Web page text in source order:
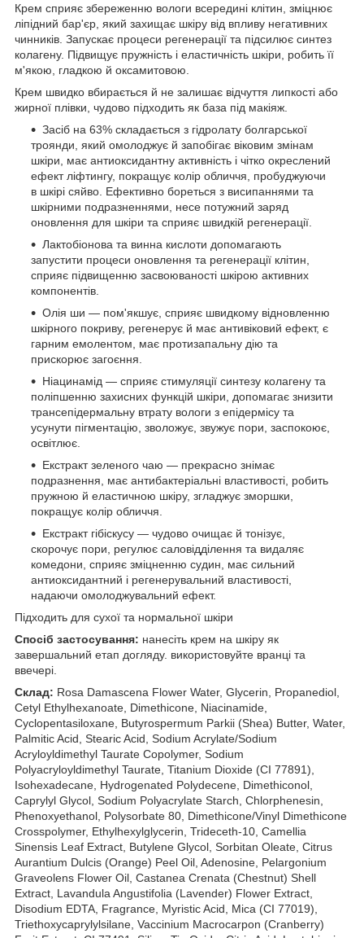
Крем сприяє збереженню вологи всередині клітин, зміцнює
ліпідний бар'єр, який захищає шкіру від впливу негативних
чинників. Запускає процеси регенерації та підсилює синтез
колагену. Підвищує пружність і еластичність шкіри, робить її
м'якою, гладкою й оксамитовою.
Крем швидко вбирається й не залишає відчуття липкості або
жирної плівки, чудово підходить як база під макіяж.
Засіб на 63% складається з гідролату болгарської
троянди, який омолоджує й запобігає віковим змінам
шкіри, має антиоксидантну активність і чітко окреслений
ефект ліфтингу, покращує колір обличчя, пробуджуючи
в шкірі сяйво. Ефективно бореться з висипаннями та
шкірними подразненнями, несе потужний заряд
оновлення для шкіри та сприяє швидкій регенерації.
Лактобіонова та винна кислоти допомагають
запустити процеси оновлення та регенерації клітин,
сприяє підвищенню засвоюваності шкірою активних
компонентів.
Олія ши — пом'якшує, сприяє швидкому відновленню
шкірного покриву, регенерує й має антивіковий ефект, є
гарним емолентом, має протизапальну дію та
прискорює загоєння.
Ніацинамід — сприяє стимуляції синтезу колагену та
поліпшенню захисних функцій шкіри, допомагає знизити
трансепідермальну втрату вологи з епідермісу та
усунути пігментацію, зволожує, звужує пори, заспокоює,
освітлює.
Екстракт зеленого чаю — прекрасно знімає
подразнення, має антибактеріальні властивості, робить
пружною й еластичною шкіру, згладжує зморшки,
покращує колір обличчя.
Екстракт гібіскусу — чудово очищає й тонізує,
скорочує пори, регулює саловідділення та видаляє
комедони, сприяє зміцненню судин, має сильний
антиоксидантний і регенерувальний властивості,
надаючи омолоджувальний ефект.
Підходить для сухої та нормальної шкіри
Спосіб застосування: нанесіть крем на шкіру як
завершальний етап догляду. використовуйте вранці та
ввечері.
Склад: Rosa Damascena Flower Water, Glycerin, Propanediol,
Cetyl Ethylhexanoate, Dimethicone, Niacinamide,
Cyclopentasiloxane, Butyrospermum Parkii (Shea) Butter, Water,
Palmitic Acid, Stearic Acid, Sodium Acrylate/Sodium
Acryloyldimethyl Taurate Copolymer, Sodium
Polyacryloyldimethyl Taurate, Titanium Dioxide (CI 77891),
Isohexadecane, Hydrogenated Polydecene, Dimethiconol,
Caprylyl Glycol, Sodium Polyacrylate Starch, Chlorphenesin,
Phenoxyethanol, Polysorbate 80, Dimethicone/Vinyl Dimethicone
Crosspolymer, Ethylhexylglycerin, Trideceth-10, Camellia
Sinensis Leaf Extract, Butylene Glycol, Sorbitan Oleate, Citrus
Aurantium Dulcis (Orange) Peel Oil, Adenosine, Pelargonium
Graveolens Flower Oil, Castanea Crenata (Chestnut) Shell
Extract, Lavandula Angustifolia (Lavender) Flower Extract,
Disodium EDTA, Fragrance, Myristic Acid, Mica (CI 77019),
Triethoxycaprylylsilane, Vaccinium Macrocarpon (Cranberry)